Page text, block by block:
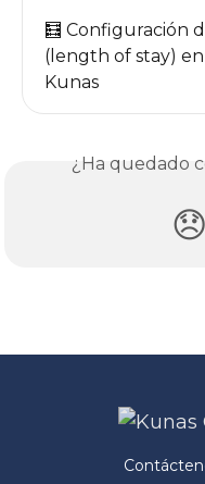
🧮 Configuración
(length of stay)
Kunas
¿Ha quedado
😞